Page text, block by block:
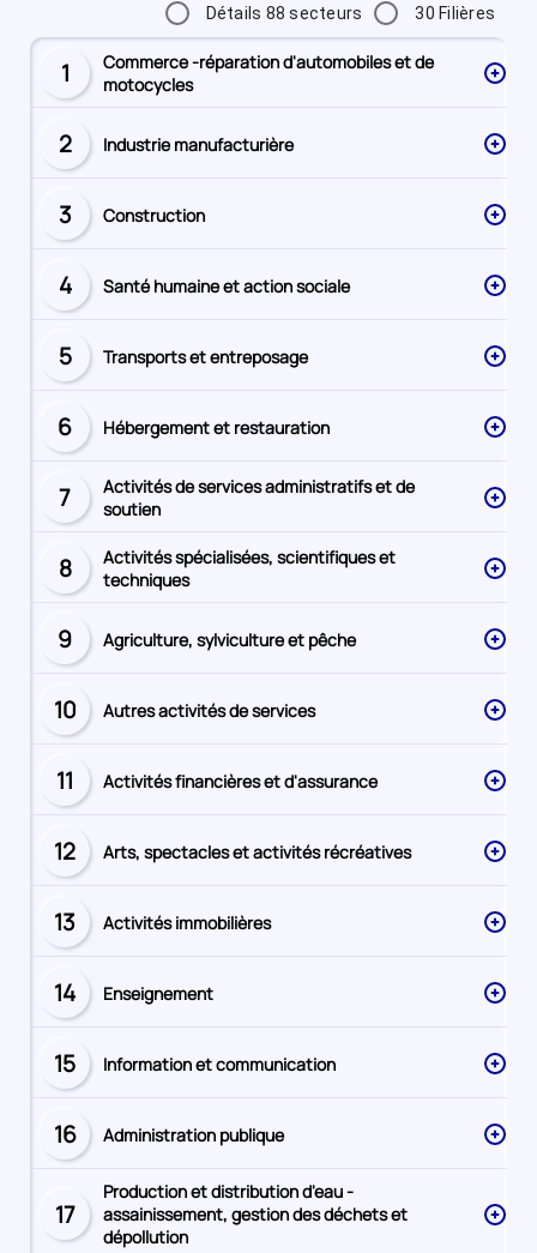
Détails 88 secteurs 30 Filières
Secteur
numéro
1
Commerce -réparation d'automobiles et de
motocycles
Secteur
numéro
2 Industrie manufacturière
Secteur
numéro
3 Construction
Secteur
numéro
4 Santé humaine et action sociale
Secteur
numéro
5 Transports et entreposage
Secteur
numéro
6 Hébergement et restauration
Secteur
numéro
7
Activités de services administratifs et de
soutien
Secteur
numéro
8
Activités spécialisées, scientifiques et
techniques
Secteur
numéro
9 Agriculture, sylviculture et pêche
Secteur
numéro
10 Autres activités de services
Secteur
numéro
11 Activités financières et d'assurance
Secteur
numéro
12 Arts, spectacles et activités récréatives
Secteur
numéro
13 Activités immobilières
Secteur
numéro
14 Enseignement
Secteur
numéro
15 Information et communication
Secteur
numéro
16 Administration publique
Secteur
numéro
17
Production et distribution d'eau -
assainissement, gestion des déchets et
dépollution